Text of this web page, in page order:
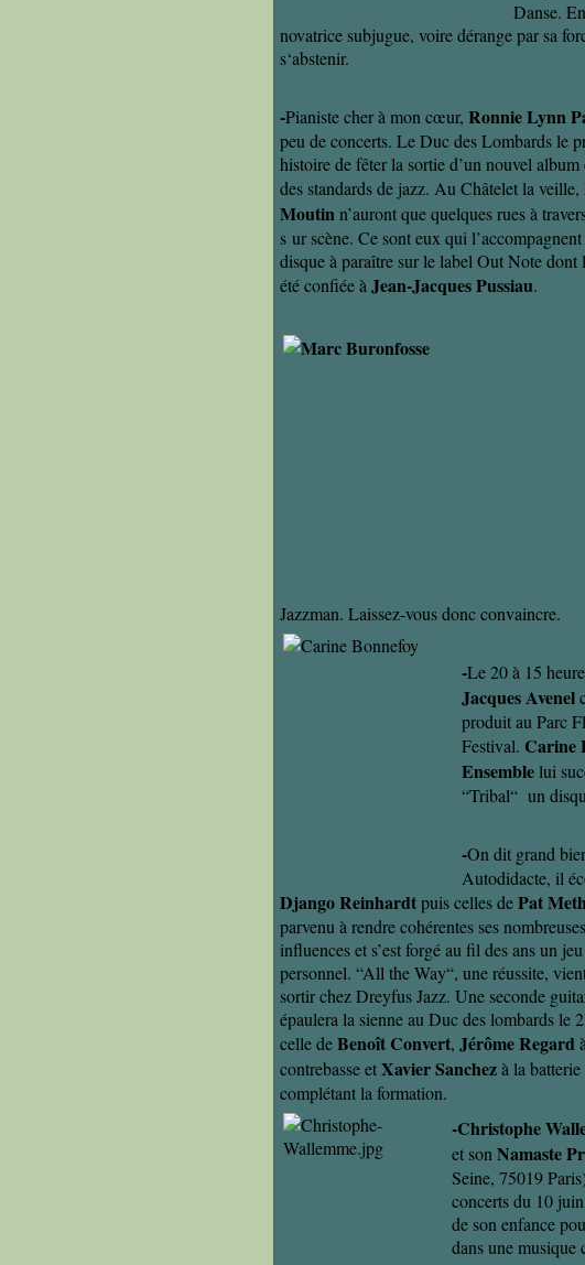
Danse.
novatrice subjugue, voire dérange par sa
s‘abstenir.
-Pianiste cher à mon cœur, Ronnie Lynn
peu de concerts. Le Duc des Lombards le
histoire de fêter la sortie d’un nouvel album
des standards de jazz. Au Châtelet la veille,
Moutinn’auront que quelques rues à
s ur scène. Ce sont eux qui
disque à paraître sur le label Out Note
été confiée àJean-Jacques Pussiau.
Jazzman. Laissez-vous donc convaincre.
-Le 20 à 15
Jacques Avenel
produit au Parc
Festival. Carine
Ensemblelui
“Tribal“ un
-On dit grand
Autodidacte, il
Django Reinhardtpuis celles dePat
parvenu à rendre cohérentes ses nombreuses
influences et s’est forgé au fil des ans un
personnel. “All the Way“, une réussite,
sortir chez Dreyfus Jazz. Une seconde
épaulera la sienne au Duc des lombards le
celle deBenoît Convert, Jérôme Regard
contrebasse etXavier Sanchezà la batterie
complétant la formation.
-Christophe
et sonNamaste
Seine, 75019
concerts du 10
de son enfance
dans une musique